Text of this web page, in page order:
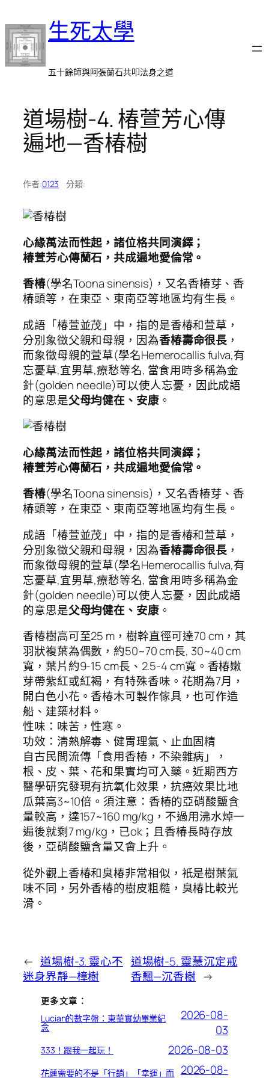
至
主
要
內
生死太學
五十餘師與阿張蘭石共叩法身之道
道場樹-4. 椿萱芳心傳
遍地—香椿樹
作者:0123 分類:
心緣萬法而性起，諸位格共同演繹；
椿萱芳心傳蘭石，共成遍地愛倫常。
香椿(學名Toona sinensis)，又名香椿芽、香
椿頭等，在東亞、東南亞等地區均有生長。
成語「椿萱並茂」中，指的是香椿和萱草，
分別象徵父親和母親，因為香椿壽命很長 ，
而象徵母親的萱草(學名Hemerocallis fulva,有
忘憂草,宜男草,療愁等名, 當食用時多稱為金
針(golden needle)可以使人忘憂，因此成語
的意思是父母均健在、安康。
心緣萬法而性起，諸位格共同演繹；
椿萱芳心傳蘭石，共成遍地愛倫常。
香椿(學名Toona sinensis)，又名香椿芽、香
椿頭等，在東亞、東南亞等地區均有生長。
成語「椿萱並茂」中，指的是香椿和萱草，
分別象徵父親和母親，因為香椿壽命很長 ，
而象徵母親的萱草(學名Hemerocallis fulva,有
忘憂草,宜男草,療愁等名, 當食用時多稱為金
針(golden needle)可以使人忘憂，因此成語
的意思是父母均健在、安康。
香椿樹高可至25 m，樹幹直徑可達70 cm，其
羽狀複葉為偶數，約50~70 cm長, 30~40 cm
寬，葉片約9-15 cm長、2.5-4 cm寬。香椿嫩
芽帶紫紅或紅褐，有特殊香味。花期為7月，
開白色小花。香椿木可製作傢具，也可作造
船、建築材料。
性味：味苦，性寒。
功效：淸熱解毒、健胃理氣、止血固精
自古民間流傳「食用香椿，不染雜病」，
根、皮、葉、花和果實均可入藥。近期西方
醫學研究發現有抗氧化效果，抗癌效果比地
瓜葉高3~10倍。須注意：香椿的亞硝酸鹽含
量較高，達157~160 mg/kg，不過用沸水焯一
遍後就剩7 mg/kg，已ok；且香椿長時存放
後，亞硝酸鹽含量又會上升。
從外觀上香椿和臭椿非常相似，衹是樹葉氣
味不同，另外香椿的樹皮粗糙，臭椿比較光
滑。
← 道場樹-3. 靈心不
迷身界靜—樟樹
道場樹-5. 靈慧沉定戒
香飄—沉香樹 →
更多文章：
Lucian的數字盤：東華實幼畢業紀
念
2026-08-
03
333！跟我一起玩！ 2026-08-03
花蓮需要的不是「行銷」「幸運」而
2026-08-